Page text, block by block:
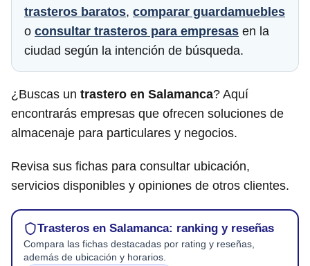
trasteros baratos, comparar guardamuebles
o consultar trasteros para empresas en la
ciudad según la intención de búsqueda.
¿Buscas un trastero en Salamanca? Aquí
encontrarás empresas que ofrecen soluciones de
almacenaje para particulares y negocios.
Revisa sus fichas para consultar ubicación,
servicios disponibles y opiniones de otros clientes.
Trasteros en Salamanca: ranking y reseñas
Compara las fichas destacadas por rating y reseñas,
además de ubicación y horarios.